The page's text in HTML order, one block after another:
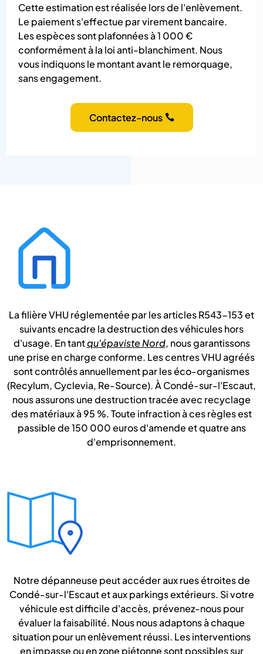
Cette estimation est réalisée lors de l'enlèvement.
Le paiement s'effectue par virement bancaire.
Les espèces sont plafonnées à 1 000 €
conformément à la loi anti-blanchiment. Nous
vous indiquons le montant avant le remorquage,
sans engagement.
Contactez-nous
La filière VHU réglementée par les articles R543-153 et
suivants encadre la destruction des véhicules hors
d'usage. En tantqu'épaviste Nord, nous garantissons
une prise en charge conforme. Les centres VHU agréés
sont contrôlés annuellement par les éco-organismes
(Recylum, Cyclevia, Re-Source). À Condé-sur-l'Escaut,
nous assurons une destruction tracée avec recyclage
des matériaux à 95 %. Toute infraction à ces règles est
passible de 150 000 euros d'amende et quatre ans
d'emprisonnement.
Notre dépanneuse peut accéder aux rues étroites de
Condé-sur-l'Escaut et aux parkings extérieurs. Si votre
véhicule est difficile d'accès, prévenez-nous pour
évaluer la faisabilité. Nous nous adaptons à chaque
situation pour un enlèvement réussi. Les interventions
en impasse ou en zone piétonne sont possibles sur